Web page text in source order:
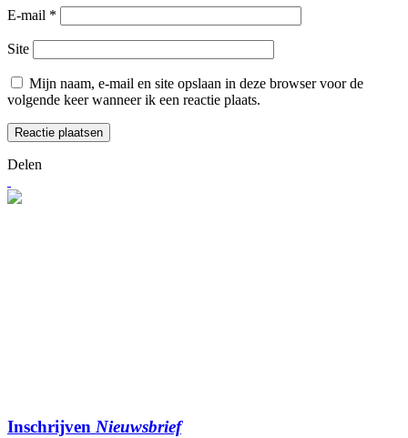
E-mail *
Site
Mijn naam, e-mail en site opslaan in deze browser voor de
volgende keer wanneer ik een reactie plaats.
Delen
Inschrijven Nieuwsbrief